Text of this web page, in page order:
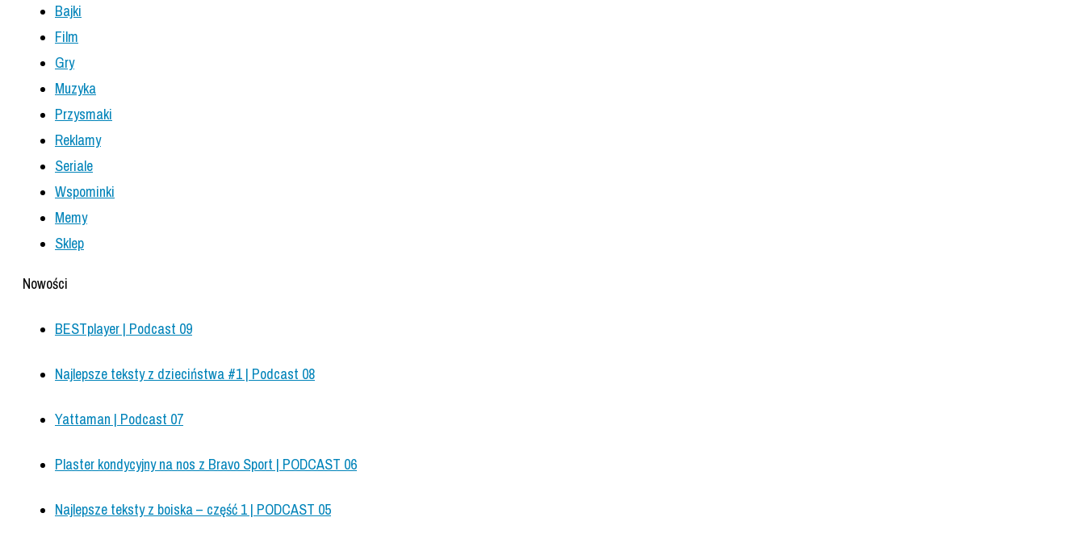
Bajki
Film
Gry
Muzyka
Przysmaki
Reklamy
Seriale
Wspominki
Memy
Sklep
Nowości
BESTplayer | Podcast 09
Najlepsze teksty z dzieciństwa #1 | Podcast 08
Yattaman | Podcast 07
Plaster kondycyjny na nos z Bravo Sport | PODCAST 06
Najlepsze teksty z boiska – część 1 | PODCAST 05